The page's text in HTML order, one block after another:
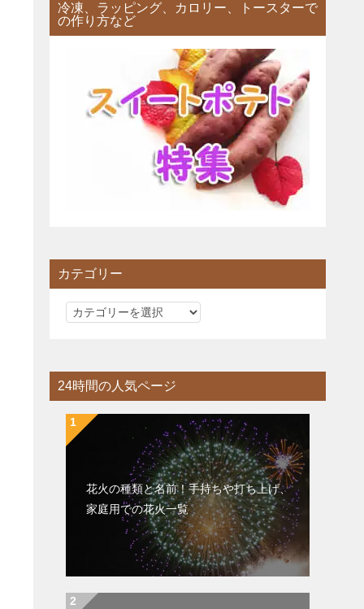
冷凍、ラッピング、カロリー、トースターで
の作り方など
カテゴリー
カ
リ
ー
24時間の人気ページ
花火の種類と名前！手持ちや打ち上げ、
家庭用での花火一覧